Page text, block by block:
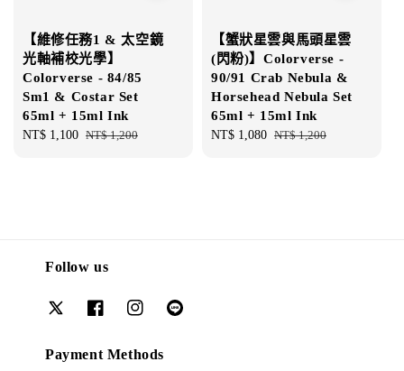
【維修任務1 & 太空鏡
光軸補校光學】
Colorverse - 84/85
Sm1 & Costar Set
65ml + 15ml Ink
Sale
NT$ 1,100 Regular
NT$ 1,200
【蟹狀星雲與馬頭星雲
(閃粉)】Colorverse -
90/91 Crab Nebula &
Horsehead Nebula Set
65ml + 15ml Ink
Sale
NT$ 1,080 Regular
NT$ 1,200
Follow us
Payment Methods